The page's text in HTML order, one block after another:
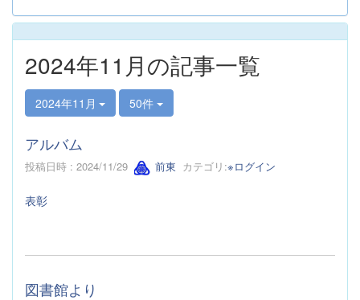
2024年11月の記事一覧
2024年11月 50件
アルバム
投稿日時 : 2024/11/29 前東 カテゴリ:※ログイン
表彰
図書館より